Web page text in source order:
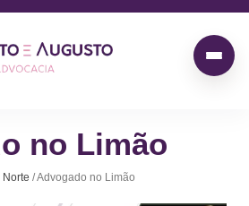
no Limão
/ Advogado no Limão